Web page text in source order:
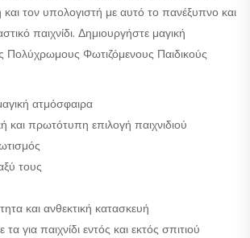
τον υπολογιστή με αυτό το πανέξυπνο και
παιχνίδι. Δημιουργήστε μαγική
Πολύχρωμους Φωτιζόμενους Παιδικούς
ατμόσφαιρα
και πρωτότυπη επιλογή παιχνιδιού
τους
και ανθεκτική κατασκευή
για παιχνίδι εντός και εκτός σπιτιού